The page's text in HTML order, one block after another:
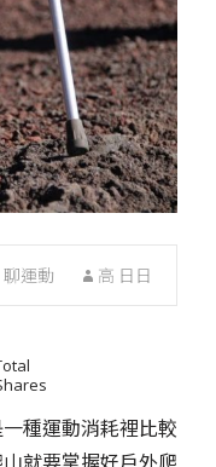
聊運動 高 日日
種運動消耗裡比較
就要掌握好戶外爬